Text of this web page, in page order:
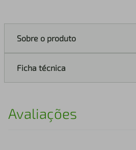
Sobre o produto
Ficha técnica
Avaliações